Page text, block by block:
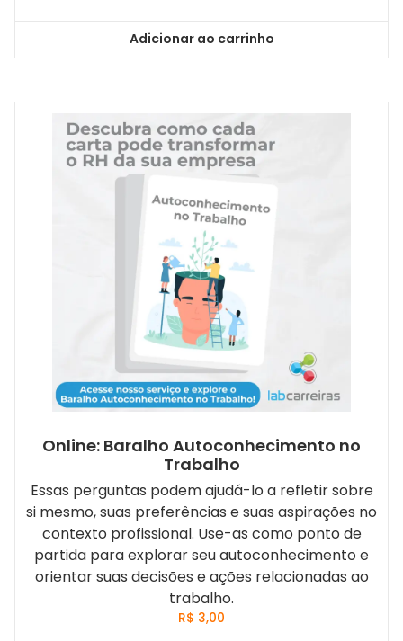
Adicionar ao carrinho
Online: Baralho Autoconhecimento no
Trabalho
Essas perguntas podem ajudá-lo a refletir sobre
si mesmo, suas preferências e suas aspirações no
contexto profissional. Use-as como ponto de
partida para explorar seu autoconhecimento e
orientar suas decisões e ações relacionadas ao
trabalho.
R$ 3,00